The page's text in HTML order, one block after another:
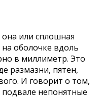
или сплошная
оболочке вдоль
в миллиметр. Это
размазни, пятен,
И говорит о том,
непонятные